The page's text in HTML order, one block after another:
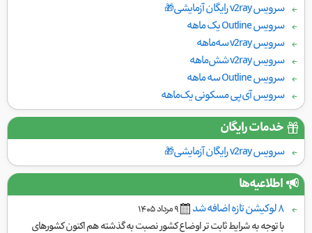
سرویس v2ray رایگان آزمایشی🎁
سرویس Outline یک ماهه
سرویس v2ray سه‌ماهه
سرویس v2ray شش‌ماهه
سرویس Outline سه ماهه
سرویس آی‌پی مسکونی یک‌ماهه
خدمات رایگان
سرویس v2ray رایگان آزمایشی🎁
اطلاعیه‌ها
۸ لوکیشن تازه اضافه شد ٩ مرداد ١۴۰۵
با توجه به شرایط ثابت تر اوضاع کشور نصبت به گذشته هم اکنون کشورهای